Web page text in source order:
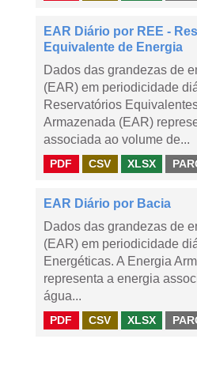
EAR Diário por REE -
Equivalente de Energia
Dados das grandezas de
(EAR) em periodicidade
Reservatórios
Armazenada (EAR)
associada ao volume de...
PDF CSV XLSX
EAR Diário por Bacia
Dados das grandezas de
(EAR) em periodicidade
Energéticas. A Energia
representa a energia
água...
PDF CSV XLSX